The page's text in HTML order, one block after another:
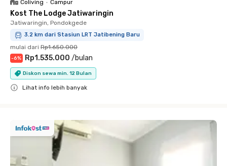
Coliving • Campur
Kost The Lodge Jatiwaringin
Jatiwaringin, Pondokgede
3.2 km dari Stasiun LRT Jatibening Baru
mulai dari Rp1.650.000
-6% Rp1.535.000 /bulan
Diskon sewa min. 12 Bulan
Lihat info lebih banyak